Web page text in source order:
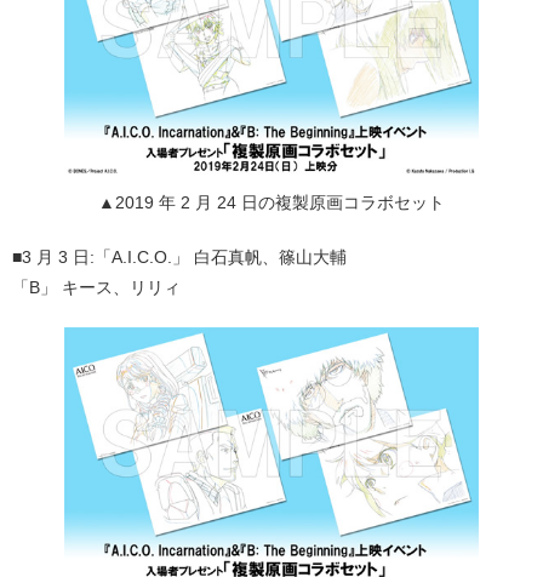
▲2019 年 2 月 24 日の複製原画コラボセット
■3 月 3 日:「A.I.C.O.」 白石真帆、篠山大輔
「B」 キース、リリィ